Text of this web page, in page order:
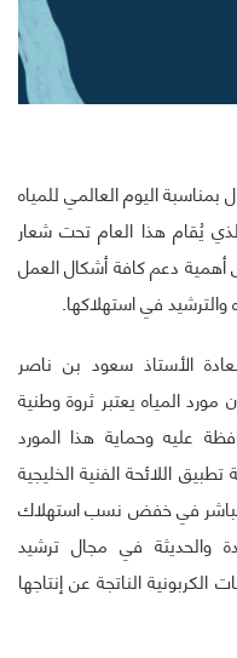
اليوم العالمي للمياه
والذي يُقام هذا العام تحت شعار
أهمية دعم كافة أشكال العمل
في استهلاكها.
الأستاذ سعود بن ناصر
المياه يعتبر ثروة وطنية
عليه وحماية هذا المورد
اللائحة الفنية الخليجية
في خفض نسب استهلاك
والحديثة في مجال ترشيد
الكربونية الناتجة عن إنتاجها